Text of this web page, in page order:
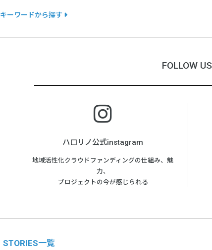
キーワードから探す
FOLLOW
ハロリノ公式instagram
地域活性化クラウドファンディングの仕組み、魅
力、
プロジェクトの今が感じられる
STORIES一覧